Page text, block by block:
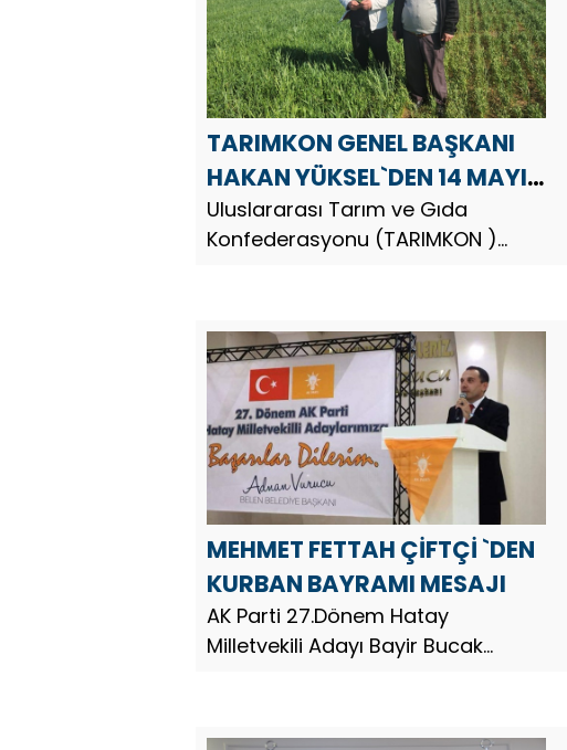
TARIMKON GENEL BAŞKANI
HAKAN YÜKSEL`DEN 14 MAYIS
DÜNYA ÇİFTÇİLER GÜNÜ
MESAJI
Uluslararası Tarım ve Gıda
Konfederasyonu (TARIMKON )
dolayısıyla bir mesaj yayınladı.
MEHMET FETTAH ÇİFTÇİ `DEN
KURBAN BAYRAMI MESAJI
AK Parti 27.Dönem Hatay
Milletvekili Adayı Bayir Bucak
Mehmet Fettah Çiftçi, Kurban